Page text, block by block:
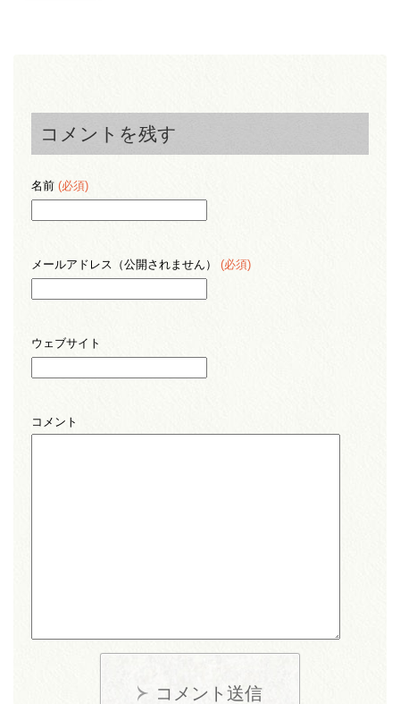
コメントを残す
名前 (必須)
メールアドレス（公開されません） (必須)
ウェブサイト
コメント
コメント送信